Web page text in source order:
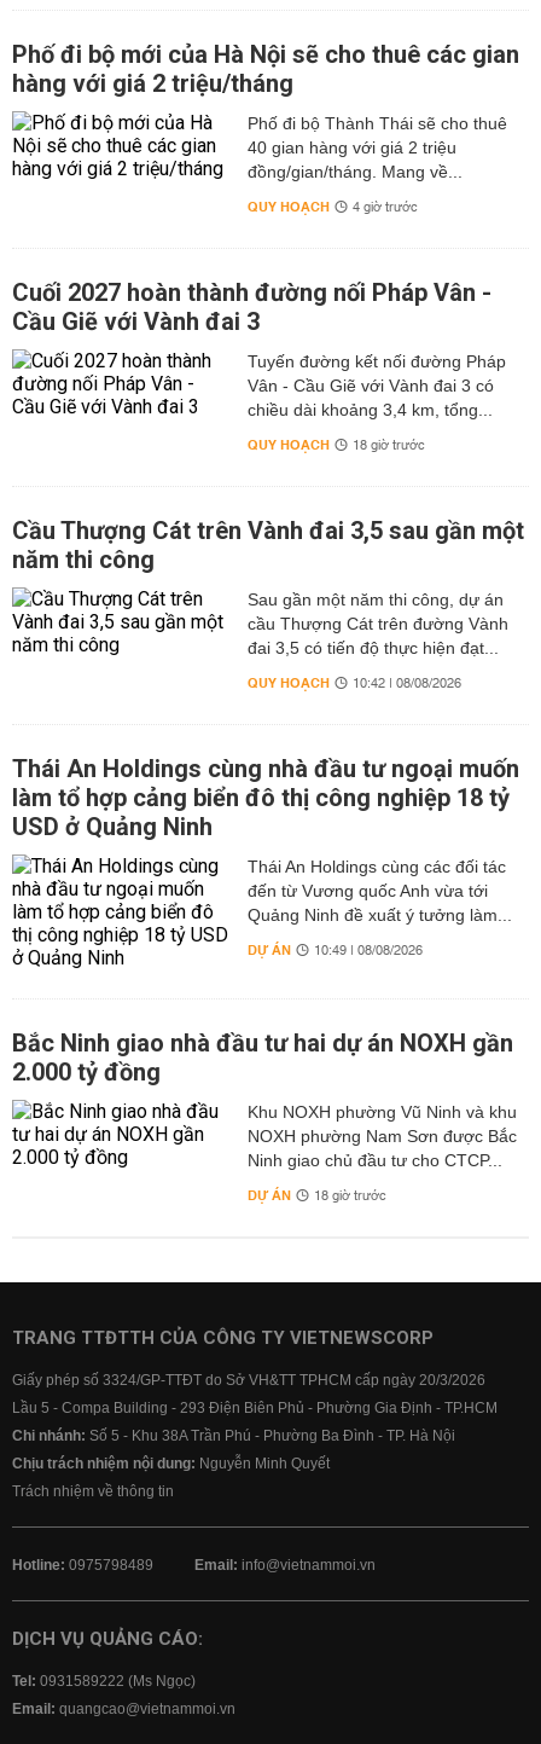
Phố đi bộ mới của Hà Nội sẽ cho thuê các gian
hàng với giá 2 triệu/tháng
Phố đi bộ Thành Thái sẽ cho thuê
40 gian hàng với giá 2 triệu
đồng/gian/tháng. Mang về...
QUY HOẠCH 4 giờ trước
Cuối 2027 hoàn thành đường nối Pháp Vân -
Cầu Giẽ với Vành đai 3
Tuyến đường kết nối đường Pháp
Vân - Cầu Giẽ với Vành đai 3 có
chiều dài khoảng 3,4 km, tổng...
QUY HOẠCH 18 giờ trước
Cầu Thượng Cát trên Vành đai 3,5 sau gần một
năm thi công
Sau gần một năm thi công, dự án
cầu Thượng Cát trên đường Vành
đai 3,5 có tiến độ thực hiện đạt...
QUY HOẠCH 10:42 | 08/08/2026
Thái An Holdings cùng nhà đầu tư ngoại muốn
làm tổ hợp cảng biển đô thị công nghiệp 18 tỷ
USD ở Quảng Ninh
Thái An Holdings cùng các đối tác
đến từ Vương quốc Anh vừa tới
Quảng Ninh đề xuất ý tưởng làm...
DỰ ÁN 10:49 | 08/08/2026
Bắc Ninh giao nhà đầu tư hai dự án NOXH gần
2.000 tỷ đồng
Khu NOXH phường Vũ Ninh và khu
NOXH phường Nam Sơn được Bắc
Ninh giao chủ đầu tư cho CTCP...
DỰ ÁN 18 giờ trước
TRANG TTĐTTH CỦA CÔNG TY VIETNEWSCORP
Giấy phép số 3324/GP-TTĐT do Sở VH&TT TPHCM cấp ngày 20/3/2026
Lầu 5 - Compa Building - 293 Điện Biên Phủ - Phường Gia Định - TP.HCM
Chi nhánh: Số 5 - Khu 38A Trần Phú - Phường Ba Đình - TP. Hà Nội
Chịu trách nhiệm nội dung: Nguyễn Minh Quyết
Trách nhiệm về thông tin
Hotline: 0975798489 Email: info@vietnammoi.vn
DỊCH VỤ QUẢNG CÁO:
Tel: 0931589222 (Ms Ngọc)
Email: quangcao@vietnammoi.vn